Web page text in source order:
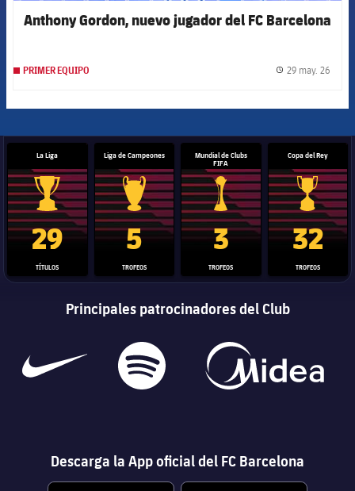
Anthony Gordon, nuevo jugador del FC Barcelona
PRIMER EQUIPO 29 may. 26
La Liga
Trofeo de La Liga
29
TÍTULOS
Liga de Campeones
Trofeo de la Liga de Campeones
5
TROFEOS
Mundial de Clubs
FIFA
Trofeo del Mundial de
3
TROFEOS
Copa del Rey
Copa del
32
TROFEOS
Principales patrocinadores del Club
Descarga la App oficial del FC Barcelona